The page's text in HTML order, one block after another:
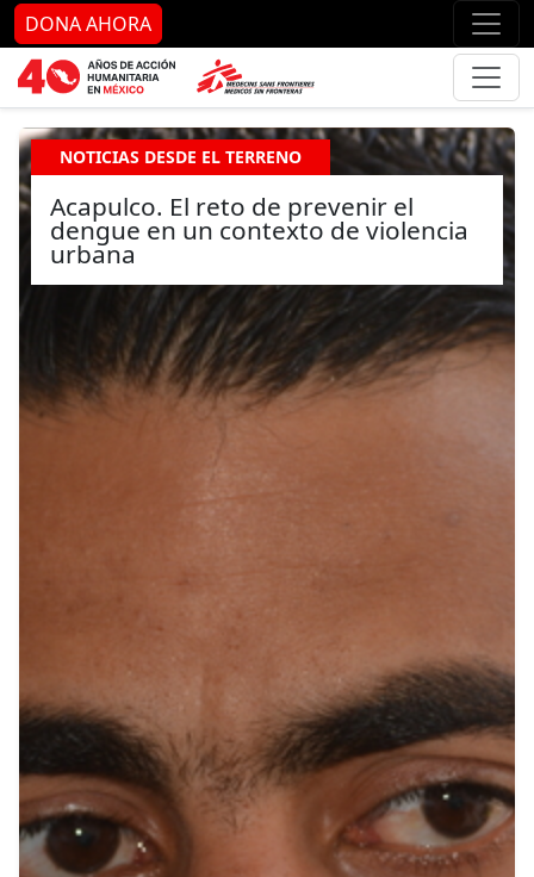
Ir al contenido principal Ir
DONA AHORA
NOTICIAS DESDE EL TERRENO
Acapulco. El reto de prevenir el
dengue en un contexto de violencia
urbana